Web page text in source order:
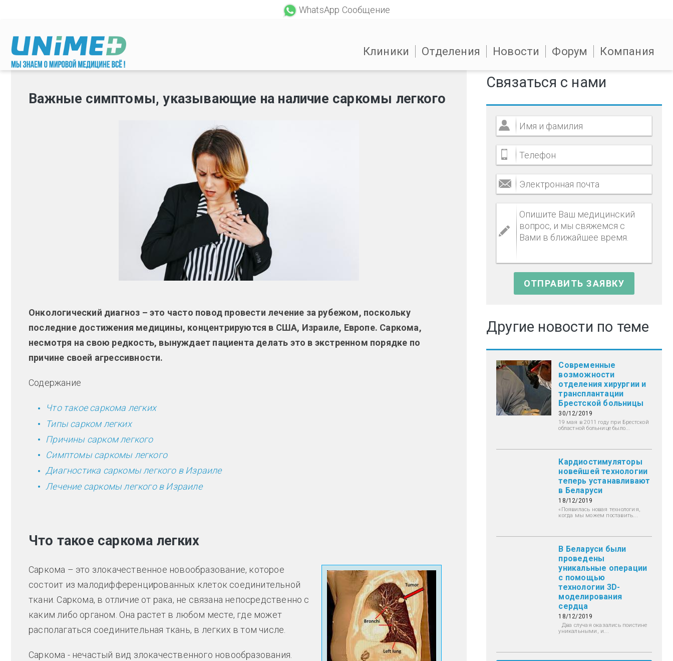
WhatsApp Сообщение
Клиники Отделения Новости Форум Компания
Важные симптомы, указывающие на наличие саркомы легкого
Онкологический диагноз – это часто повод провести лечение за рубежом, поскольку
последние достижения медицины, концентрируются в США, Израиле, Европе. Саркома,
несмотря на свою редкость, вынуждает пациента делать это в экстренном порядке по
причине своей агрессивности.
Содержание
Что такое саркома легких
Типы сарком легких
Причины сарком легкого
Симптомы саркомы легкого
Диагностика саркомы легкого в Израиле
Лечение саркомы легкого в Израиле
Что такое саркома легких
Саркома – это злокачественное новообразование, которое
состоит из малодифференцированных клеток соединительной
ткани. Саркома, в отличие от рака, не связана непосредственно с
каким либо органом. Она растет в любом месте, где может
располагаться соединительная ткань, в легких в том числе.
Саркома - нечастый вид злокачественного новообразования.
Связаться с нами
Другие новости по теме
Современные
возможности
отделения хирургии и
трансплантации
Брестской больницы
30/12/2019
19 мая в 2011 году при Брестской
областной больнице было...
Кардиостимуляторы
новейшей технологии
теперь устанавливают
в Беларуси
18/12/2019
«Появилась новая технология,
когда мы можем поставить...
В Беларуси были
проведены
уникальные операции
с помощью
технологии 3D-
моделирования
сердца
18/12/2019
Два случая оказались поистине
уникальными, и...